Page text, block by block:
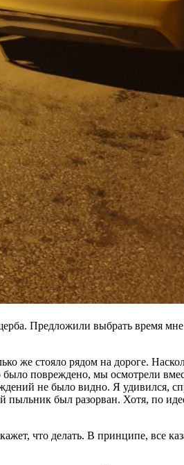
Предложили выбрать время
же стояло рядом на дороге.
повреждено, мы осмотрели
не было видно. Я удивился,
пыльник был разорван. Хотя, по
что делать. В принципе, все